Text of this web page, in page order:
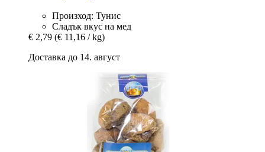
Произход: Тунис
Сладък вкус на мед
€ 2,79 (€ 11,16 / kg)
Доставка до 14. август